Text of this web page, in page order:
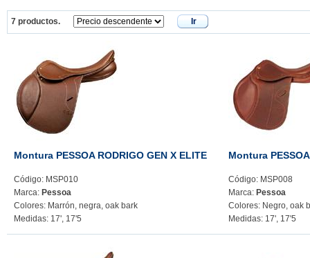
7 productos. Ir
Montura PESSOA RODRIGO GEN X ELITE
Código: MSP010
Marca: Pessoa
Colores: Marrón, negra, oak bark
Medidas: 17', 17'5
Montura
Código: MSP008
Marca: Pessoa
Colores: Negro, oak
Medidas: 17', 17'5